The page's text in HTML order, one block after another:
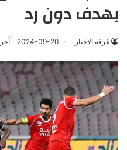
بهدف دون رد
غرفة الاخبار 2024-09-20 آخر